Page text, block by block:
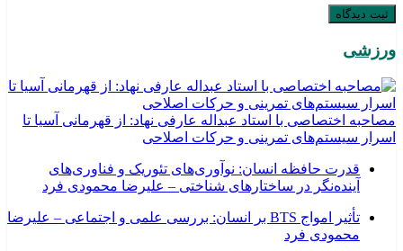
ورزشی
مصاحبه اختصاصی با استاد عبداله عارفی نهاد: از قهرمانی آسیا تا
اسرار سیستم‌های تمرینی و حرکات اصلاحی
قدرت حافظه انسان: نوآوری‌های تئوریک و فناوری‌های
آینده‌نگر در ساختارهای شناختی – علیرضا محمودی فرد
تأثیر امواج BTS بر انسان: بررسی علمی و اجتماعی – علیرضا
محمودی فرد